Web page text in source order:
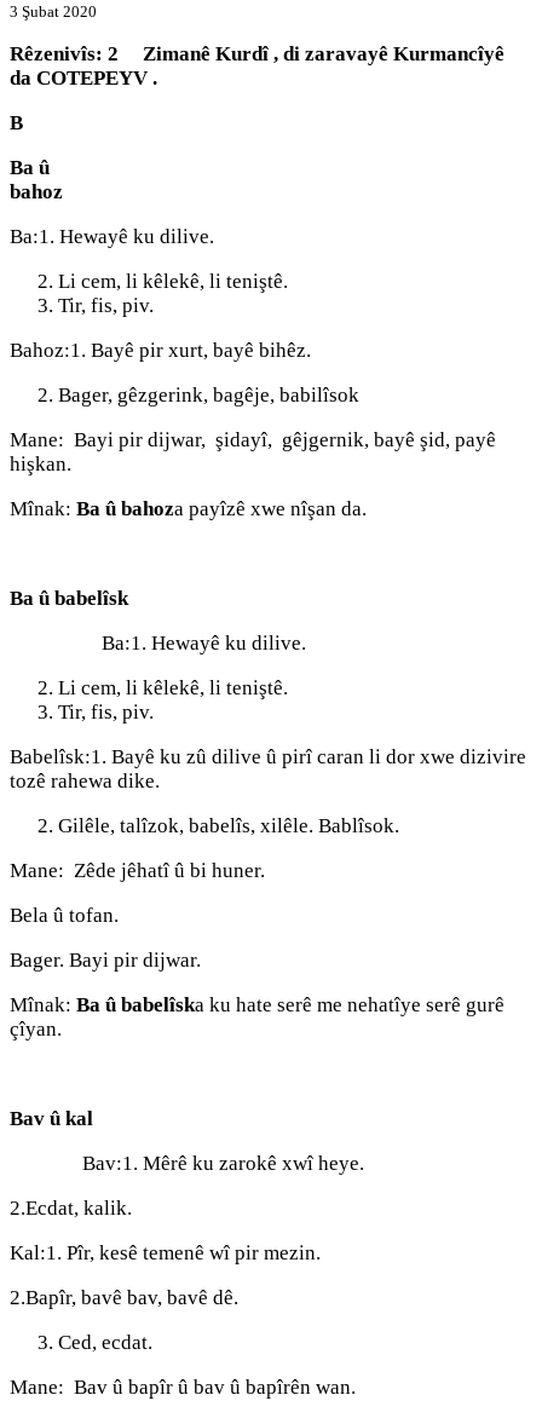
3 Şubat 2020
Rêzenivîs: 2
Zimanê Kurdî , di zaravayê Kurmancîyê
da COTEPEYV .
B
Ba û
Ba:1. Hewayê ku dilive.
Li cem, li kêlekê, li teniştê.
Tir, fis, piv.
Bahoz:1. Bayê pir xurt, bayê bihêz.
Bager, gêzgerink, bagêje, babilîsok
Mane: Bayi pir dijwar, şidayî, gêjgernik, bayê şid, payê
hişkan.
Mînak: Ba û bahoza payîzê xwe nîşan da.
Ba û babelîsk
Ba:1. Hewayê ku dilive.
Li cem, li kêlekê, li teniştê.
Tir, fis, piv.
Babelîsk:1. Bayê ku zû dilive û pirî caran li dor xwe dizivire
tozê rahewa dike.
Gilêle, talîzok, babelîs, xilêle. Bablîsok.
Mane: Zêde jêhatî û bi huner.
Bela û tofan.
Bager. Bayi pir dijwar.
Mînak: Ba û babelîska ku hate serê me nehatîye serê gurê
çîyan.
Bav û kal
Bav:1. Mêrê ku zarokê xwî heye.
2.Ecdat, kalik.
Kal:1. Pîr, kesê temenê wî pir mezin.
2.Bapîr, bavê bav, bavê dê.
Ced, ecdat.
Mane: Bav û bapîr û bav û bapîrên wan.